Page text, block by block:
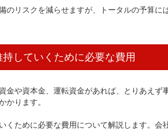
のリスクを減らせますが、トータルの予算に
していくために必要な費用
金や資本金、運転資金があれば、とりあえず
かります。
くために必要な費用について解説します。